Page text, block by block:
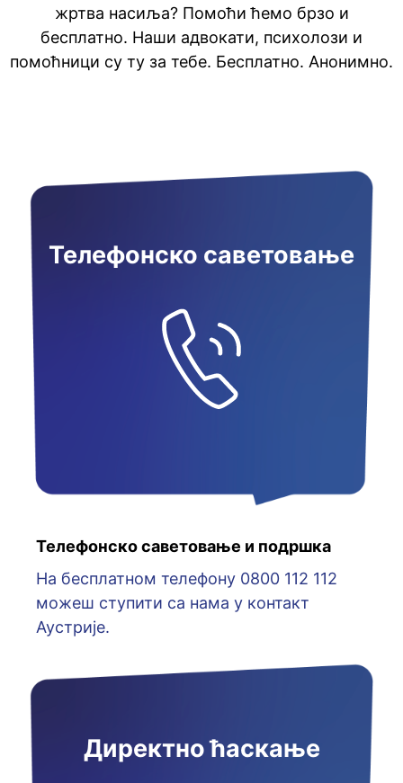
жртва насиља? Помоћи ћемо брзо и
бесплатно. Наши адвокати, психолози и
помоћници су ту за тебе. Бесплатно. Анонимно.
Телефонско саветовање
Телефонско саветовање и подршка
На бесплатном телефону 0800 112 112
можеш ступити са нама у контакт
Аустрије.
Директно ћаскање